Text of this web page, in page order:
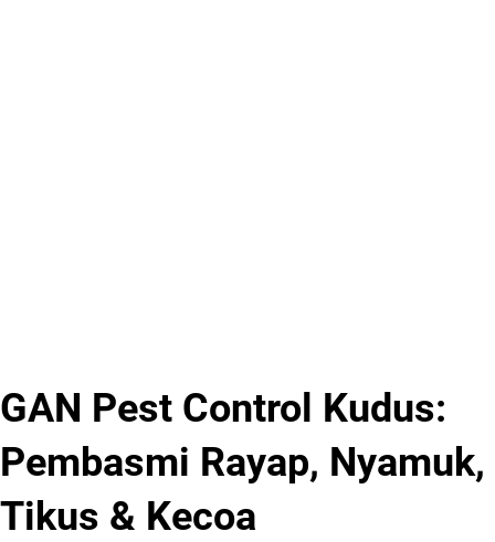
GAN Pest Control Kudus:
Pembasmi Rayap, Nyamuk,
Tikus & Kecoa